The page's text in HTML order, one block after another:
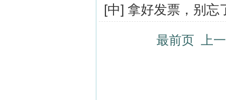
[中] 拿好发票，别忘
最前页 上